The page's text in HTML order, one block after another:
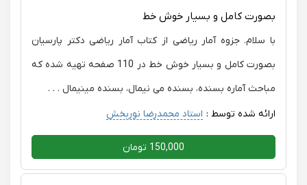
بصورت کامل و بسیار خوش خط
با سلام. جزوه آمار ریاضی از کتاب آمار ریاضی دکتر پارسیان
بصورت کامل و بسیار خوش خط در 110 صفحه تهیه شده که
مباحث آماره بسنده، بسنده می نیمال، بسنده مینیمال . . .
ارائه شده توسط : استاد محمدرضا نوربخش
150,000 تومان